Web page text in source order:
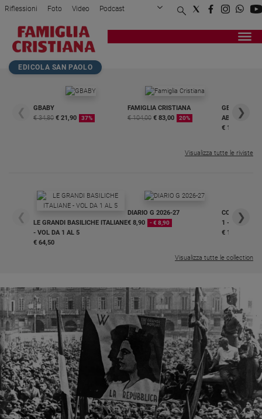
Attualità
Italia
Cronaca
Mondo
Economia
Interviste
Papa
Fede
e
spiritualità
Santi
Devozione
e
fede
Parola
del
Riflessioni Foto Video Podcast
Privacy Policy Chi siamo
Registrati Redazione
Home page>Attualità>Italia>Il 2 giugno 1946: come n...
EDICOLA SAN PAOLO
❮
GBABY
€ 34,80 € 21,90 37%
FAMIGLIA CRISTIANA
€ 104,00 € 83,00 20%
GBABY
€ 16,99
❯
Visualizza tutte le riviste
❮
LE GRANDI BASILICHE ITALIANE
- VOL DA 1 AL 5
€ 64,50
DIARIO G 2026-27
€ 8,90
- € 8,90
COLLANA
1 - 2
€ 18,50
❯
Visualizza tutte le collection